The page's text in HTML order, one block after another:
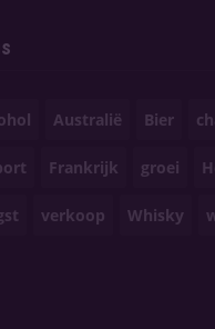
Australië Bier
Frankrijk groei
verkoop Whisky